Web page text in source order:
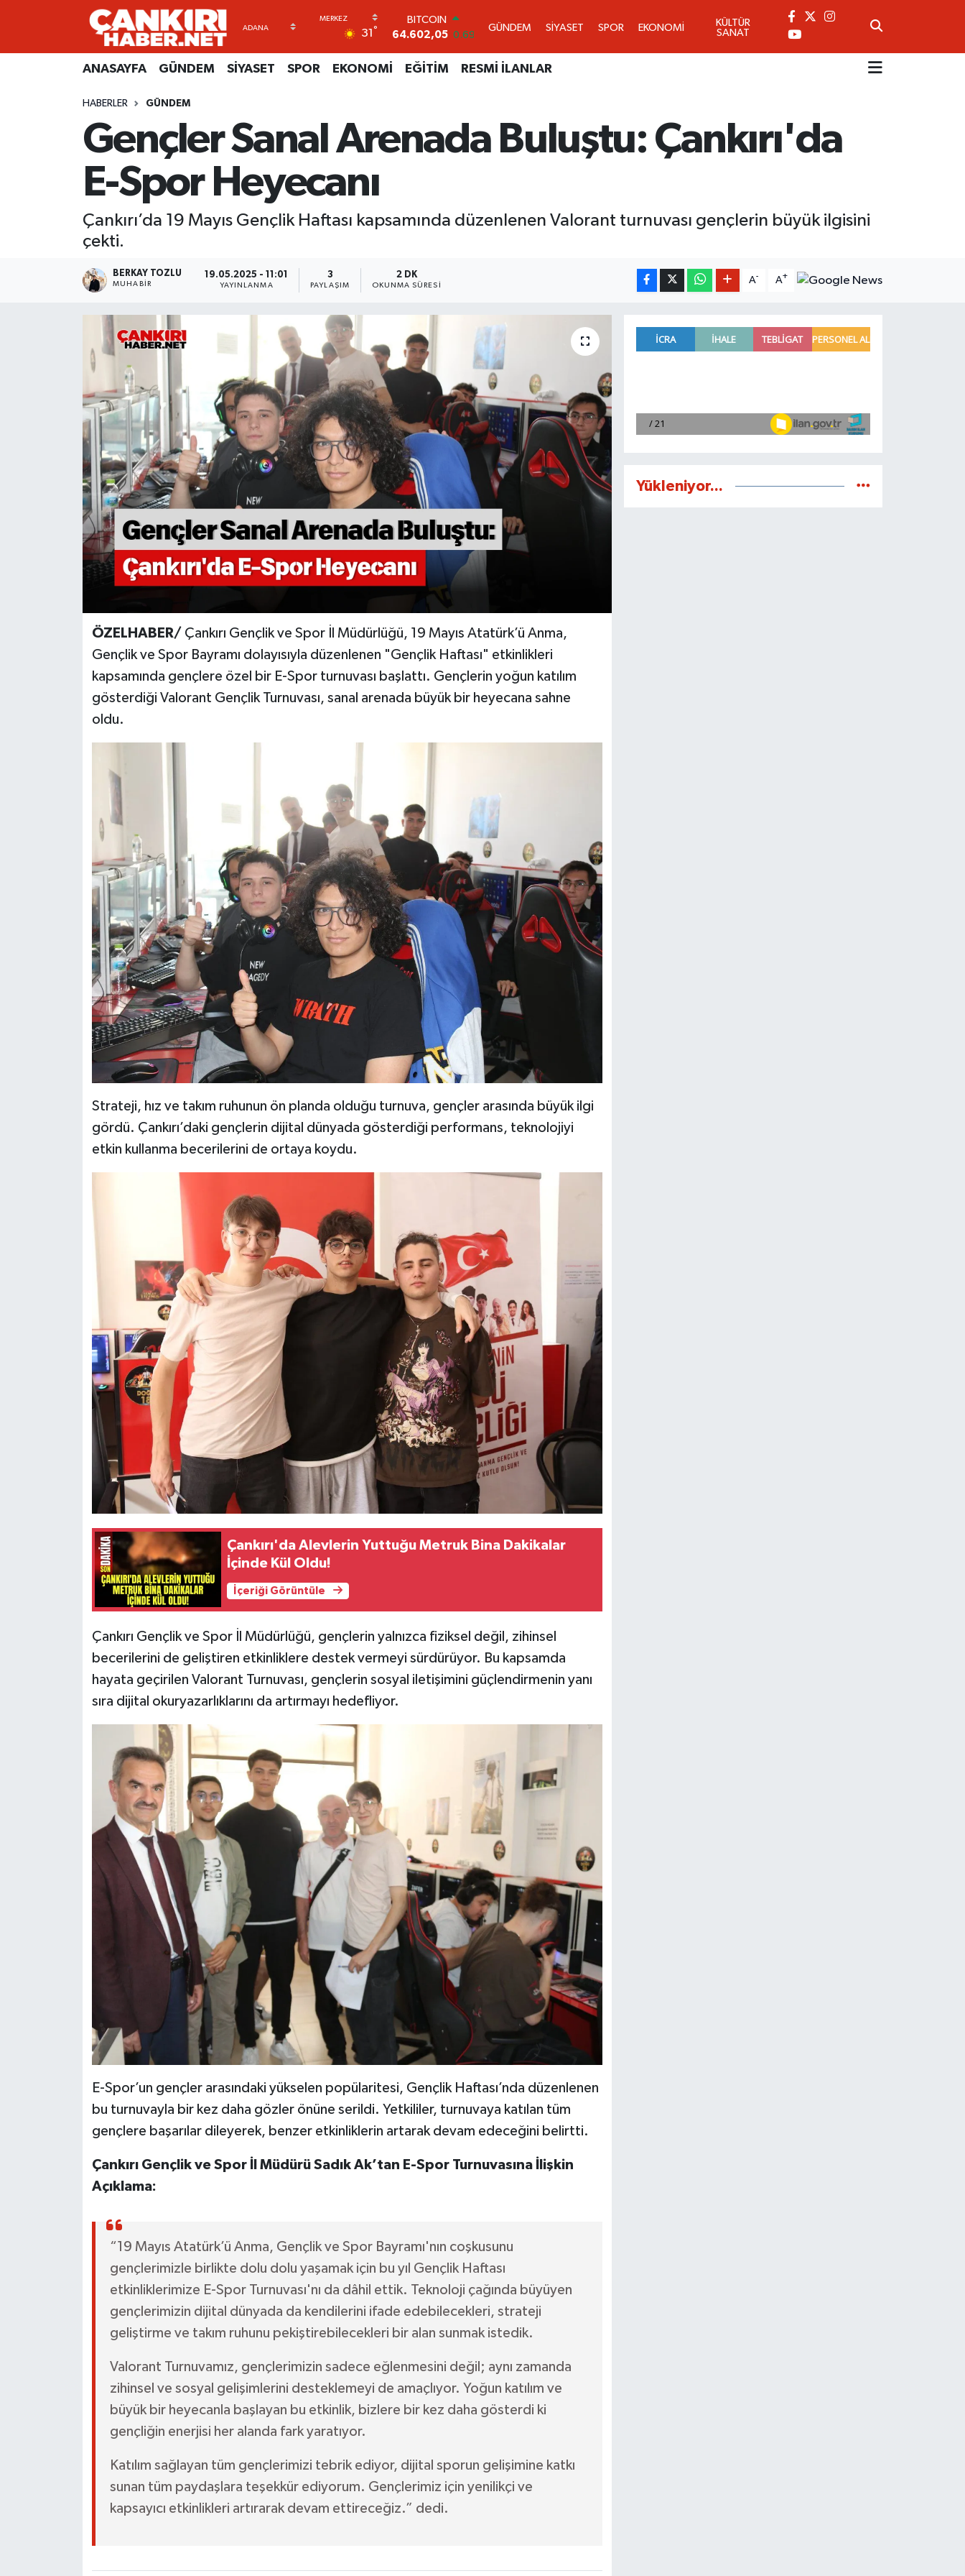
31 °
DOLAR
47,5986 0.06
55,0700
0.1
0.32
BİST100
13.768
48
GÜNDEM SİYASET SPOR EKONOMİ
KÜLTÜR
SANAT
ANASAYFA GÜNDEM SİYASET SPOR EKONOMİ EĞİTİM RESMİ İLANLAR
HABERLER GÜNDEM
Gençler Sanal Arenada Buluştu: Çankırı'da
E-Spor Heyecanı
Çankırı’da 19 Mayıs Gençlik Haftası kapsamında düzenlenen Valorant turnuvası gençlerin büyük ilgisini
çekti.
BERKAY TOZLU
MUHABIR
19.05.2025 - 11:01
YAYINLANMA
3
PAYLAŞIM
2 DK
OKUNMA SÜRESI
A- A+
ÖZELHABER/ Çankırı Gençlik ve Spor İl Müdürlüğü, 19 Mayıs Atatürk’ü Anma,
Gençlik ve Spor Bayramı dolayısıyla düzenlenen "Gençlik Haftası" etkinlikleri
kapsamında gençlere özel bir E-Spor turnuvası başlattı. Gençlerin yoğun katılım
gösterdiği Valorant Gençlik Turnuvası, sanal arenada büyük bir heyecana sahne
oldu.
Strateji, hız ve takım ruhunun ön planda olduğu turnuva, gençler arasında büyük ilgi
gördü. Çankırı’daki gençlerin dijital dünyada gösterdiği performans, teknolojiyi
etkin kullanma becerilerini de ortaya koydu.
Çankırı'da Alevlerin Yuttuğu Metruk Bina Dakikalar
İçinde Kül Oldu!
İçeriği Görüntüle
Çankırı Gençlik ve Spor İl Müdürlüğü, gençlerin yalnızca fiziksel değil, zihinsel
becerilerini de geliştiren etkinliklere destek vermeyi sürdürüyor. Bu kapsamda
hayata geçirilen Valorant Turnuvası, gençlerin sosyal iletişimini güçlendirmenin yanı
sıra dijital okuryazarlıklarını da artırmayı hedefliyor.
E-Spor’un gençler arasındaki yükselen popülaritesi, Gençlik Haftası’nda düzenlenen
bu turnuvayla bir kez daha gözler önüne serildi. Yetkililer, turnuvaya katılan tüm
gençlere başarılar dileyerek, benzer etkinliklerin artarak devam edeceğini belirtti.
Çankırı Gençlik ve Spor İl Müdürü Sadık Ak’tan E-Spor Turnuvasına İlişkin
Açıklama:
“19 Mayıs Atatürk’ü Anma, Gençlik ve Spor Bayramı'nın coşkusunu
gençlerimizle birlikte dolu dolu yaşamak için bu yıl Gençlik Haftası
etkinliklerimize E-Spor Turnuvası'nı da dâhil ettik. Teknoloji çağında büyüyen
gençlerimizin dijital dünyada da kendilerini ifade edebilecekleri, strateji
geliştirme ve takım ruhunu pekiştirebilecekleri bir alan sunmak istedik.
Valorant Turnuvamız, gençlerimizin sadece eğlenmesini değil; aynı zamanda
zihinsel ve sosyal gelişimlerini desteklemeyi de amaçlıyor. Yoğun katılım ve
büyük bir heyecanla başlayan bu etkinlik, bizlere bir kez daha gösterdi ki
gençliğin enerjisi her alanda fark yaratıyor.
Katılım sağlayan tüm gençlerimizi tebrik ediyor, dijital sporun gelişimine katkı
sunan tüm paydaşlara teşekkür ediyorum. Gençlerimiz için yenilikçi ve
kapsayıcı etkinlikleri artırarak devam ettireceğiz.” dedi.
Yükleniyor...
ANASAYFA
SİYASET
RESMİ İLANLAR
Künye
Gizlilik Sözleşmesi
BİYOGRAFİLER
GÜNDEM
KÜLTÜR SANAT
SAĞLIK
SİYASET
TEKNOLOJİ
VİZYONDAKİLER
Merkez Hava Durumu
Süper Lig Puan Durumu ve Fikstür
Tüm Manşetler
Son Dakika Haberleri
Haber Arşivi